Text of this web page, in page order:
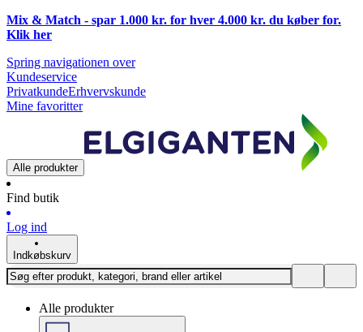
Mix & Match - spar 1.000 kr. for hver 4.000 kr. du køber for.
Klik her
Spring navigationen over
Kundeservice
PrivatkundeErhvervskunde
Mine favoritter
Alle produkter
Find butik
Log ind
Indkøbskurv
Alle produkter